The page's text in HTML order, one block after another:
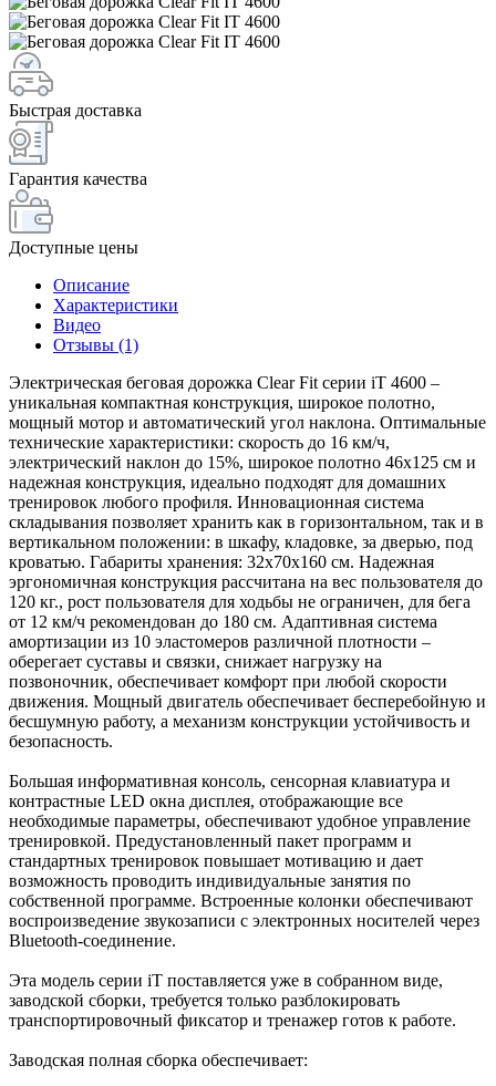
Быстрая доставка
Гарантия качества
Доступные цены
Описание
Характеристики
Видео
Отзывы (1)
Электрическая беговая дорожка Clear Fit серии iT 4600 –
уникальная компактная конструкция, широкое полотно,
мощный мотор и автоматический угол наклона. Оптимальные
технические характеристики: скорость до 16 км/ч,
электрический наклон до 15%, широкое полотно 46х125 см и
надежная конструкция, идеально подходят для домашних
тренировок любого профиля. Инновационная система
складывания позволяет хранить как в горизонтальном, так и в
вертикальном положении: в шкафу, кладовке, за дверью, под
кроватью. Габариты хранения: 32х70х160 см. Надежная
эргономичная конструкция рассчитана на вес пользователя до
120 кг., рост пользователя для ходьбы не ограничен, для бега
от 12 км/ч рекомендован до 180 см. Адаптивная система
амортизации из 10 эластомеров различной плотности –
оберегает суставы и связки, снижает нагрузку на
позвоночник, обеспечивает комфорт при любой скорости
движения. Мощный двигатель обеспечивает бесперебойную и
бесшумную работу, а механизм конструкции устойчивость и
безопасность.
Большая информативная консоль, сенсорная клавиатура и
контрастные LED окна дисплея, отображающие все
необходимые параметры, обеспечивают удобное управление
тренировкой. Предустановленный пакет программ и
стандартных тренировок повышает мотивацию и дает
возможность проводить индивидуальные занятия по
собственной программе. Встроенные колонки обеспечивают
воспроизведение звукозаписи с электронных носителей через
Bluetooth-соединение.
Эта модель серии iT поставляется уже в собранном виде,
заводской сборки, требуется только разблокировать
транспортировочный фиксатор и тренажер готов к работе.
Заводская полная сборка обеспечивает: